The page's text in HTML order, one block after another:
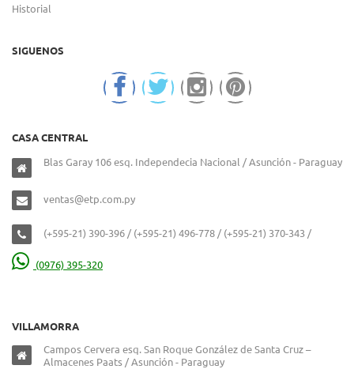
Historial
SIGUENOS
CASA CENTRAL
Blas Garay 106 esq. Independecia Nacional / Asunción - Paraguay
ventas@etp.com.py
(+595-21) 390-396 / (+595-21) 496-778 / (+595-21) 370-343 /
(0976) 395-320
VILLAMORRA
Campos Cervera esq. San Roque González de Santa Cruz –
Almacenes Paats / Asunción - Paraguay